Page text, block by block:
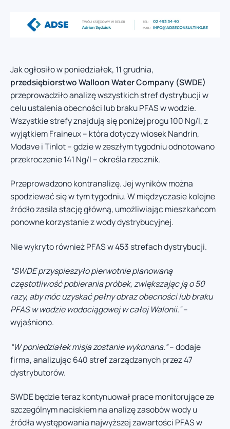
Jak ogłosiło w poniedziałek, 11 grudnia,
przedsiębiorstwo Walloon Water Company (SWDE)
przeprowadziło analizę wszystkich stref dystrybucji w
celu ustalenia obecności lub braku PFAS w wodzie.
Wszystkie strefy znajdują się poniżej progu 100 Ng/l, z
wyjątkiem Fraineux – która dotyczy wiosek Nandrin,
Modave i Tinlot – gdzie w zeszłym tygodniu odnotowano
przekroczenie 141 Ng/l – określa rzecznik.
Przeprowadzono kontranalizę. Jej wyników można
spodziewać się w tym tygodniu. W międzyczasie kolejne
źródło zasila stację główną, umożliwiając mieszkańcom
ponowne korzystanie z wody dystrybucyjnej.
Nie wykryto również PFAS w 453 strefach dystrybucji.
“SWDE przyspieszyło pierwotnie planowaną
częstotliwość pobierania próbek, zwiększając ją o 50
razy, aby móc uzyskać pełny obraz obecności lub braku
PFAS w wodzie wodociągowej w całej Walonii.”–
wyjaśniono.
“W poniedziałek misja zostanie wykonana.”– dodaje
firma, analizując 640 stref zarządzanych przez 47
dystrybutorów.
SWDE będzie teraz kontynuował prace monitorujące ze
szczególnym naciskiem na analizę zasobów wody u
źródła występowania najwyższej zawartości PFAS w